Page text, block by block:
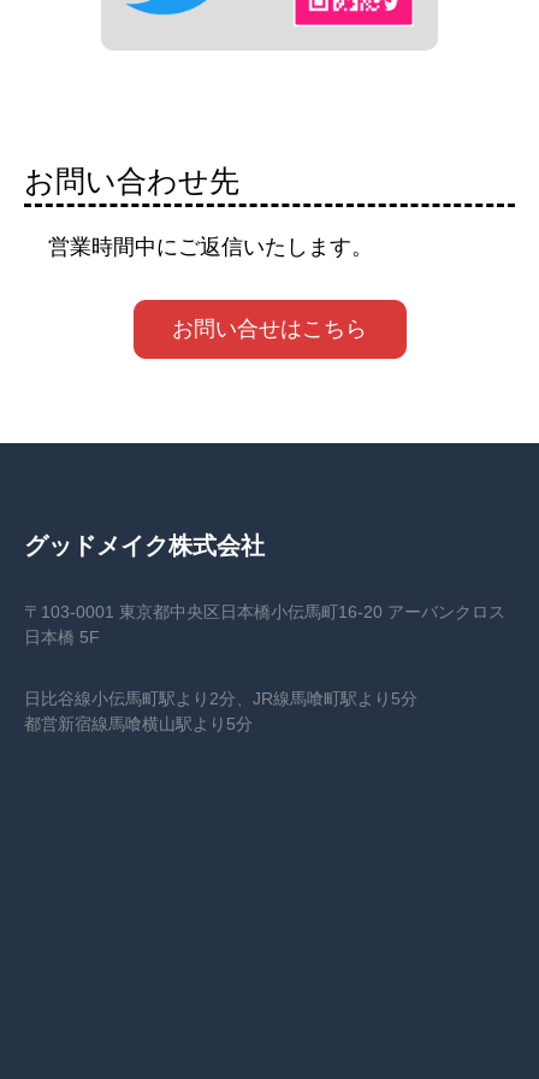
お問い合わせ先
営業時間中にご返信いたします。
お問い合せはこちら
グッドメイク株式会社
〒103-0001 東京都中央区日本橋小伝馬町16-20 アーバンクロス
日本橋 5F
日比谷線小伝馬町駅より2分、JR線馬喰町駅より5分
都営新宿線馬喰横山駅より5分